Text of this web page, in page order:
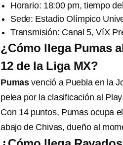
Horario: 18:00 pm, tiempo
Sede: Estadio Olímpico
Transmisión: Canal 5, VíX
¿Cómo llega Pumas
12 de la Liga MX?
Pumas venció a Puebla en la
pelea por la clasificación al
Con 14 puntos, Pumas ocupa
abajo de Chivas, dueño al